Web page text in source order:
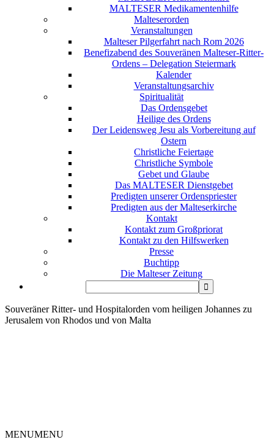
MALTESER Medikamentenhilfe
Malteserorden
Veranstaltungen
Malteser Pilgerfahrt nach Rom 2026
Benefizabend des Souveränen Malteser-Ritter-
Ordens – Delegation Steiermark
Kalender
Veranstaltungsarchiv
Spiritualität
Das Ordensgebet
Heilige des Ordens
Der Leidensweg Jesu als Vorbereitung auf
Ostern
Christliche Feiertage
Christliche Symbole
Gebet und Glaube
Das MALTESER Dienstgebet
Predigten unserer Ordenspriester
Predigten aus der Malteserkirche
Kontakt
Kontakt zum Großpriorat
Kontakt zu den Hilfswerken
Presse
Buchtipp
Die Malteser Zeitung
Souveräner Ritter- und Hospitalorden vom heiligen Johannes zu
Jerusalem von Rhodos und von Malta
MENUMENU